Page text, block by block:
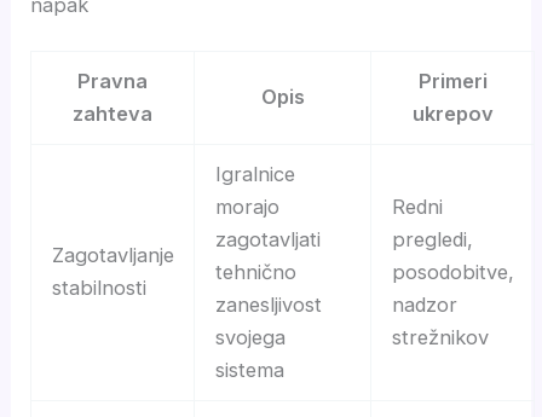
Pravna
zahteva
Opis
Primeri
ukrepov
Zagotavljanje
stabilnosti
Igralnice
morajo
zagotavljati
tehnično
zanesljivost
svojega
sistema
Redni
pregledi,
posodobitve,
nadzor
strežnikov